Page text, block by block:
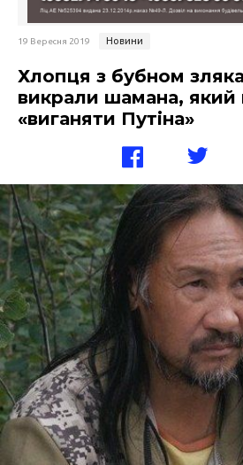
19 Вересня 2019 Новини
Хлопця з бубном
викрали шамана,
«виганяти Путіна»